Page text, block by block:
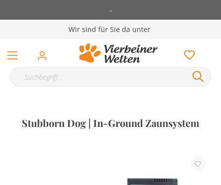
-
Wir sind für Sie da unter
Stubborn Dog | In-Ground Zaunsystem